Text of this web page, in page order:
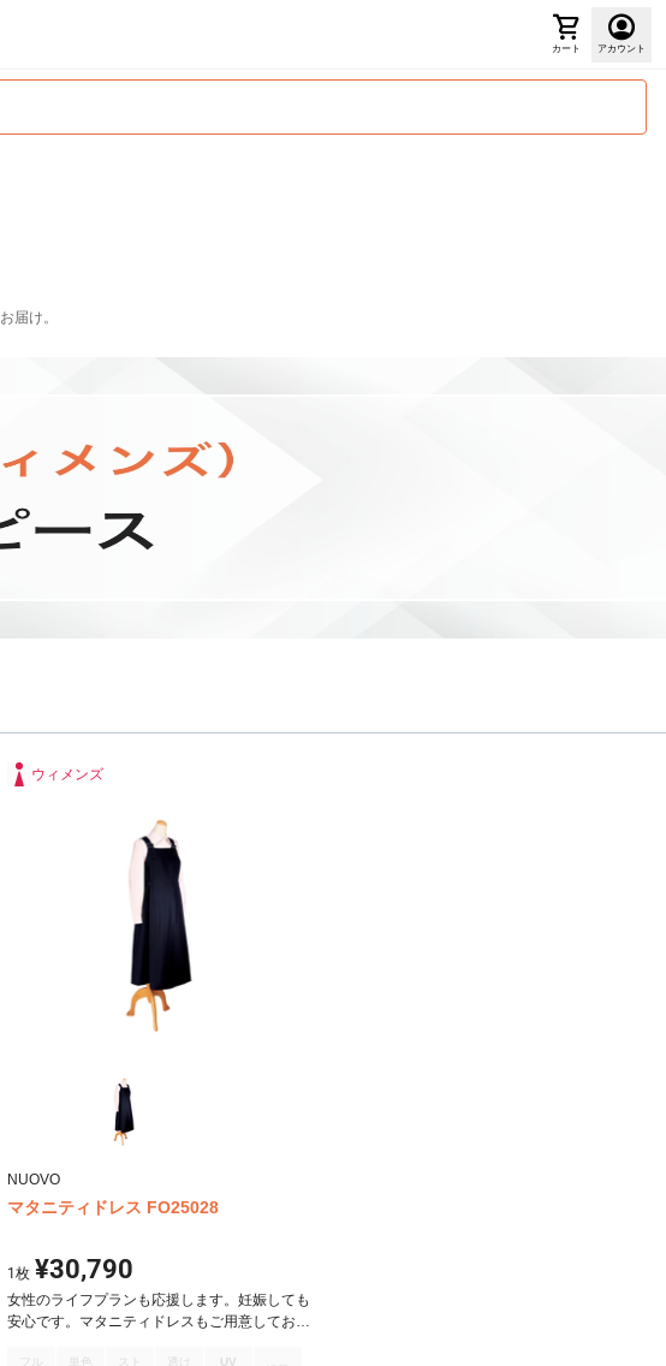
カート アカウント
届け。
ウィメンズ
NUOVO
マタニティドレス FO25028
1枚 ¥30,790
女性のライフプランも応援します。妊娠しても
安心です。マタニティドレスもご用意しており
単色
UV